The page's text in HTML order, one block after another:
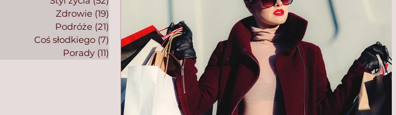
Zdrowie (19)
Podróże (21) 21 postów
Coś słodkiego (7) 7 postów
Porady (11) 11 postów